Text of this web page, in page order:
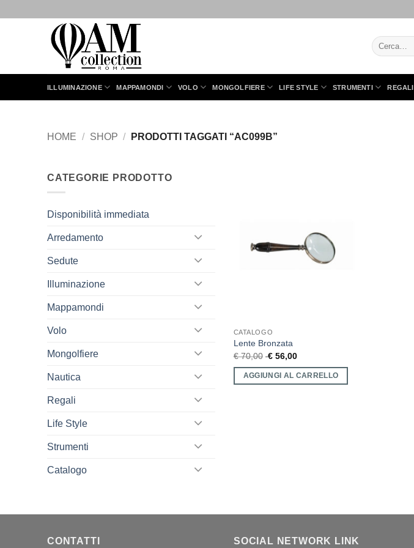
Cerca:
ILLUMINAZIONE MAPPAMONDI VOLO MONGOLFIERE LIFE STYLE STRUMENTI REGALI
HOME / SHOP / PRODOTTI TAGGATI “AC099B”
CATEGORIE PRODOTTO
Disponibilità immediata
Arredamento
Sedute
Illuminazione
Mappamondi
Volo
Mongolfiere
Nautica
Regali
Life Style
Strumenti
Catalogo
CATALOGO
Lente Bronzata
€70,00 € 56,00
AGGIUNGI AL CARRELLO
CONTATTI SOCIAL NETWORK LINK